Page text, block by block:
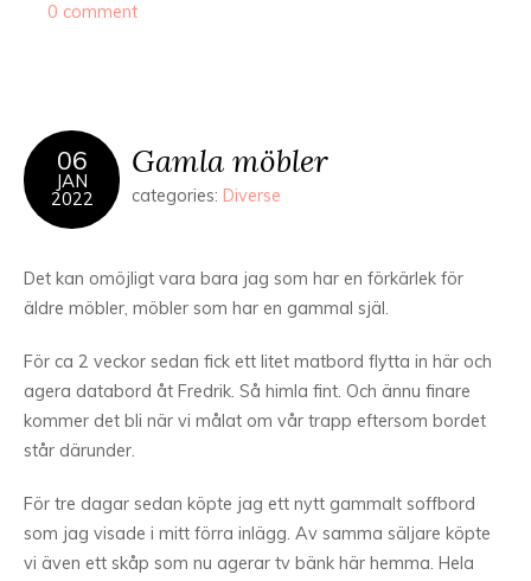
0 comment
06
JAN
2022
Gamla möbler
categories: Diverse
Det kan omöjligt vara bara jag som har en förkärlek för
äldre möbler, möbler som har en gammal själ.
För ca 2 veckor sedan fick ett litet matbord flytta in här och
agera databord åt Fredrik. Så himla fint. Och ännu finare
kommer det bli när vi målat om vår trapp eftersom bordet
står därunder.
För tre dagar sedan köpte jag ett nytt gammalt soffbord
som jag visade i mitt förra inlägg. Av samma säljare köpte
vi även ett skåp som nu agerar tv bänk här hemma. Hela